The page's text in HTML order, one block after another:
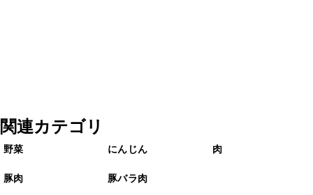
関連カテゴリ
野菜 にんじん 肉
豚肉
豚バラ肉